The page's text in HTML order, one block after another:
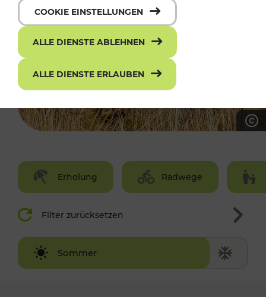
Erholung Radwege
Filter zurücksetzen
Sommer
Winter
COOKIE EINSTELLUNGEN
ALLE DIENSTE ABLEHNEN
ALLE DIENSTE ERLAUBEN